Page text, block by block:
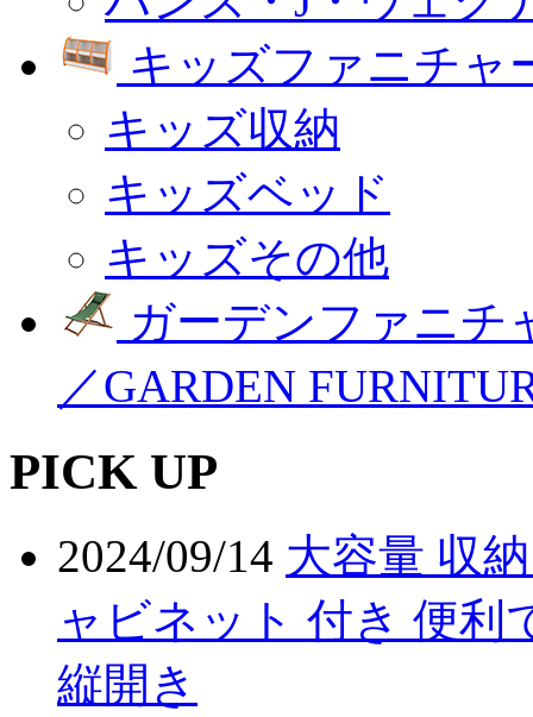
キッズファニチャ
キッズ収納
キッズベッド
キッズその他
ガーデンファニチ
／GARDEN
PICK UP
2024/09/14 大容量 収
ャビネット 付き 便利
縦開き